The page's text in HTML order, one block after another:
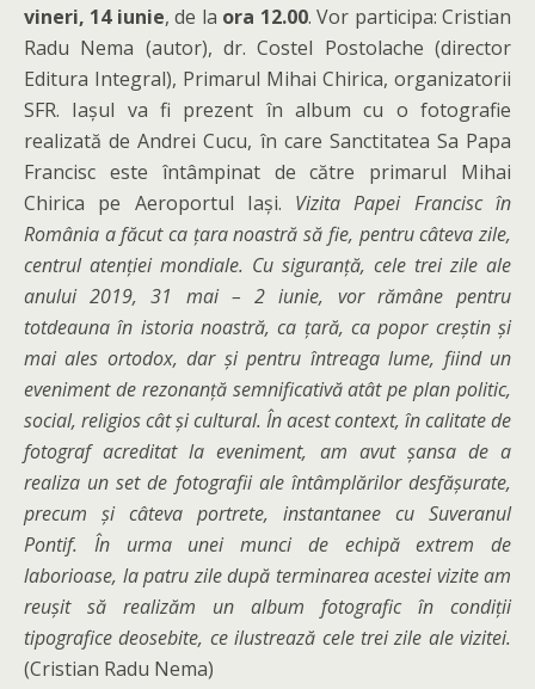
vineri, 14 iunie, de la ora 12.00. Vor participa: Cristian
Radu Nema (autor), dr. Costel Postolache (director
Editura Integral), Primarul Mihai Chirica, organizatorii
SFR. Iașul va fi prezent în album cu o fotografie
realizată de Andrei Cucu, în care Sanctitatea Sa Papa
Francisc este întâmpinat de către primarul Mihai
Chirica pe Aeroportul Iași. Vizita Papei Francisc în
România a făcut ca țara noastră să fie, pentru câteva zile,
centrul atenției mondiale. Cu siguranță, cele trei zile ale
anului 2019, 31 mai – 2 iunie, vor rămâne pentru
totdeauna în istoria noastră, ca țară, ca popor creștin și
mai ales ortodox, dar și pentru întreaga lume, fiind un
eveniment de rezonanță semnificativă atât pe plan politic,
social, religios cât și cultural. În acest context, în calitate de
fotograf acreditat la eveniment, am avut șansa de a
realiza un set de fotografii ale întâmplărilor desfășurate,
precum și câteva portrete, instantanee cu Suveranul
Pontif. În urma unei munci de echipă extrem de
laborioase, la patru zile după terminarea acestei vizite am
reușit să realizăm un album fotografic în condiții
tipografice deosebite, ce ilustrează cele trei zile ale vizitei.
(Cristian Radu Nema)